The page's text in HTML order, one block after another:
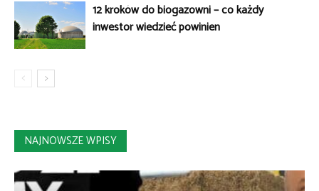
12 kroków do biogazowni – co każdy
inwestor wiedzieć powinien
NAJNOWSZE WPISY